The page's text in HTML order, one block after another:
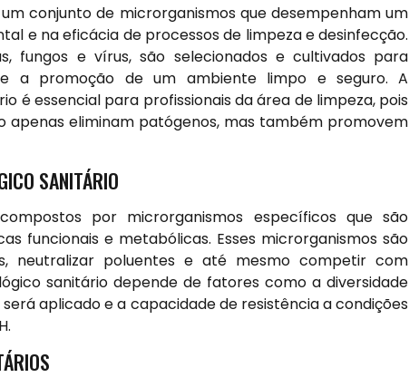
conjunto de microrganismos que desempenham um
e na eficácia de processos de limpeza e desinfecção.
fungos e vírus, são selecionados e cultivados para
a promoção de um ambiente limpo e seguro. A
é essencial para profissionais da área de limpeza, pois
eliminam patógenos, mas também promovem
SANITÁRIO
por microrganismos específicos que são
funcionais e metabólicas. Esses microrganismos são
neutralizar poluentes e até mesmo competir com
sanitário depende de fatores como a diversidade
aplicado e a capacidade de resistência a condições